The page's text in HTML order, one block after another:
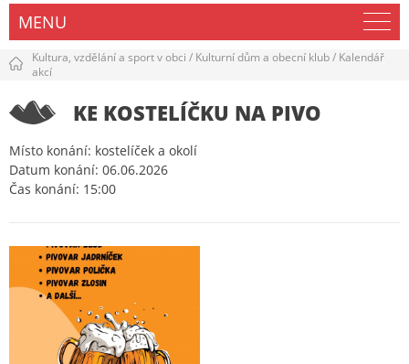
MENU
Kultura, vzdělání a sport v obci / Kulturní dům a obecní klub/ Kalendář
akcí
KE KOSTELÍČKU NA PIVO
Místo konání: kostelíček a okolí
Datum konání: 06.06.2026
Čas konání: 15:00